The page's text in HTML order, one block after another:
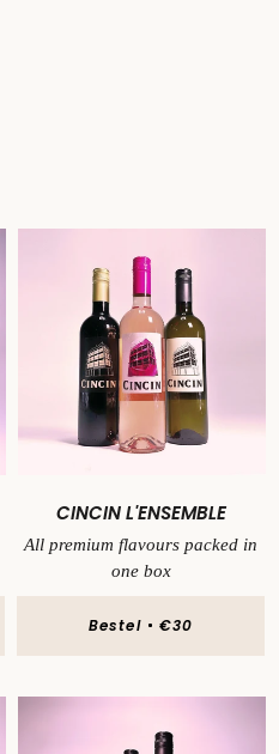
CINCIN L'ENSEMBLE
All premium flavours packed in
one box
Bestel €30